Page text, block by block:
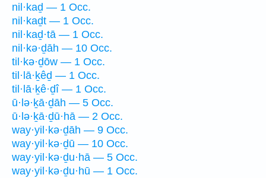
nil·kaḏ — 1 Occ.
nil·kaḏt — 1 Occ.
nil·kaḏ·tā — 1 Occ.
nil·kə·ḏāh — 10 Occ.
til·kə·ḏōw — 1 Occ.
til·lā·ḵêḏ — 1 Occ.
til·lā·ḵê·ḏî — 1 Occ.
ū·lə·ḵā·ḏāh — 5 Occ.
ū·lə·ḵā·ḏū·hā — 2 Occ.
way·yil·kə·ḏāh — 9 Occ.
way·yil·kə·ḏū — 10 Occ.
way·yil·kə·ḏu·hā — 5 Occ.
way·yil·kə·ḏu·hū — 1 Occ.